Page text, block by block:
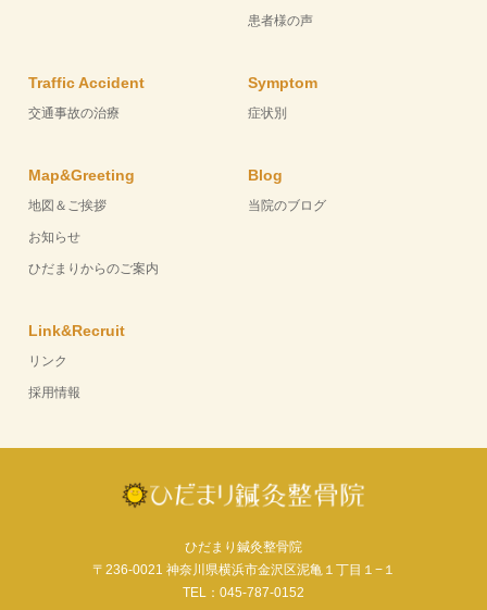
患者様の声
Traffic Accident
交通事故の治療
Symptom
症状別
Map&Greeting
地図＆ご挨拶
お知らせ
ひだまりからのご案内
Blog
当院のブログ
Link&Recruit
リンク
採用情報
ひだまり鍼灸整骨院
〒236-0021 神奈川県横浜市金沢区泥亀１丁目１−１
TEL：045-787-0152